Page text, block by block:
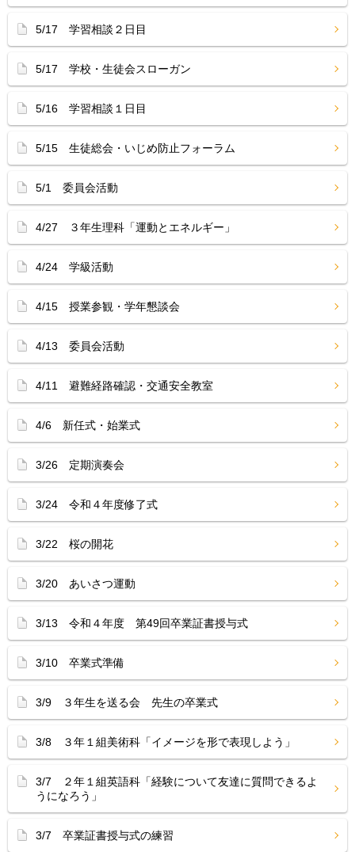
5/17 学習相談２日目
5/17 学校・生徒会スローガン
5/16 学習相談１日目
5/15 生徒総会・いじめ防止フォーラム
5/1 委員会活動
4/27 ３年生理科「運動とエネルギー」
4/24 学級活動
4/15 授業参観・学年懇談会
4/13 委員会活動
4/11 避難経路確認・交通安全教室
4/6 新任式・始業式
3/26 定期演奏会
3/24 令和４年度修了式
3/22 桜の開花
3/20 あいさつ運動
3/13 令和４年度 第49回卒業証書授与式
3/10 卒業式準備
3/9 ３年生を送る会 先生の卒業式
3/8 ３年１組美術科「イメージを形で表現しよう」
3/7 ２年１組英語科「経験について友達に質問できるよ
うになろう」
3/7 卒業証書授与式の練習